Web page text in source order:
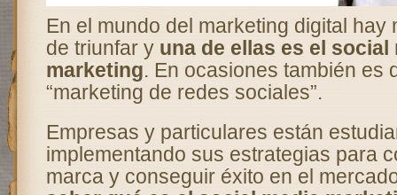
En el mundo del marketing digital hay
de triunfar y una de ellas es el social
marketing. En ocasiones también es
“marketing de redes sociales”.
Empresas y particulares están
implementando sus estrategias para
marca y conseguir éxito en el